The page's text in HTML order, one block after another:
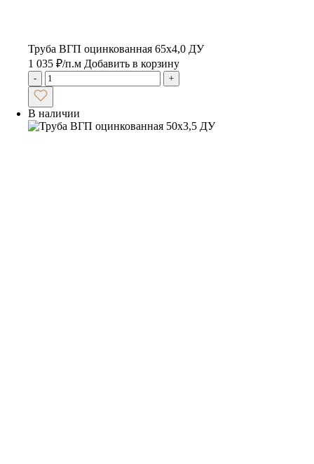
Труба ВГП оцинкованная 65х4,0 ДУ
1 035 ₽/п.м Добавить в корзину
- +
В наличии